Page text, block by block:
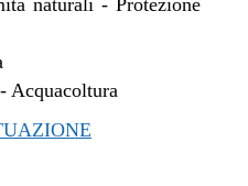
naturali - Protezione
Acquacoltura